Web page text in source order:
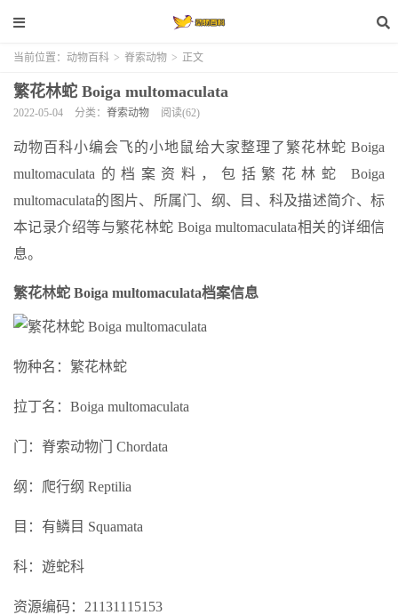
当前位置： 动物百科 > 脊索动物 > 正文
繁花林蛇 Boiga multomaculata
2022-05-04 分类： 脊索动物 阅读(62)
动物百科小编会飞的小地鼠给大家整理了繁花林蛇 Boiga
multomaculata的档案资料，包括繁花林蛇 Boiga
multomaculata的图片、所属门、纲、目、科及描述简介、标
本记录介绍等与繁花林蛇 Boiga multomaculata相关的详细信
息。
繁花林蛇 Boiga multomaculata档案信息
物种名：繁花林蛇
拉丁名：Boiga multomaculata
门：脊索动物门 Chordata
纲：爬行纲 Reptilia
目：有鳞目 Squamata
科：遊蛇科
资源编码：21131115153